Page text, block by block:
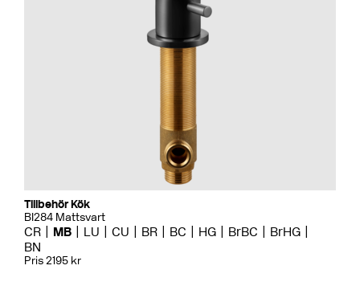
Tillbehör Kök
BI284 Mattsvart
CR MB LU CU BR BC HG BrBC
BrHG
BN
Pris 2195 kr